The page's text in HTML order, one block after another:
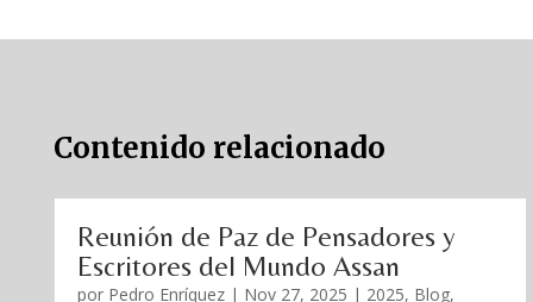
Contenido relacionado
Reunión de Paz de Pensadores y
Escritores del Mundo Assan
por Pedro Enríquez| Nov 27, 2025 | 2025, Blog,